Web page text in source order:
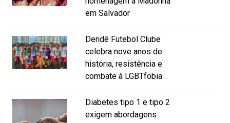
em Salvador
Dendê Futebol Clube
celebra nove anos de
história, resistência e
combate à LGBTfobia
Diabetes tipo 1 e tipo 2
exigem abordagens